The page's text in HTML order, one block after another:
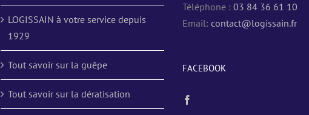
LOGISSAIN à votre service depuis
1929
Tout savoir sur la guêpe
Tout savoir sur la dératisation
Téléphone : 03 84 36 61 10
Email: contact@logissain.fr
FACEBOOK